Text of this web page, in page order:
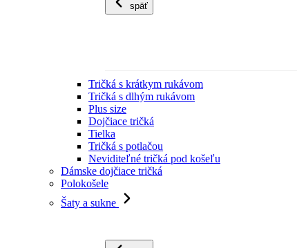
späť
Tričká s krátkym rukávom
Tričká s dlhým rukávom
Plus size
Dojčiace tričká
Tielka
Tričká s potlačou
Neviditeľné tričká pod košeľu
Dámske dojčiace tričká
Polokošele
Šaty a sukne